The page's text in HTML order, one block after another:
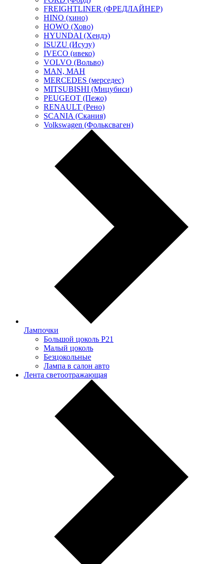
FREIGHTLINER (ФРЕДЛАЙНЕР)
HINO (хино)
HOWO (Хово)
HYUNDAI (Хендэ)
ISUZU (Исузу)
IVECO (ивеко)
VOLVO (Вольво)
MAN, МАН
MERCEDES (мерседес)
MITSUBISHI (Мицубиси)
PEUGEOT (Пежо)
RENAULT (Рено)
SCANIA (Скания)
Volkswagen (Фольксваген)
Лампочки
Большой цоколь P21
Малый цоколь
Безцокольные
Лампа в салон авто
Лента светоотражающая